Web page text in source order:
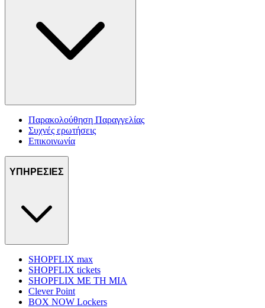
Παρακολούθηση Παραγγελίας
Συχνές ερωτήσεις
Επικοινωνία
ΥΠΗΡΕΣΙΕΣ
SHOPFLIX max
SHOPFLIX tickets
SHOPFLIX ΜΕ ΤΗ ΜΙΑ
Clever Point
BOX NOW Lockers